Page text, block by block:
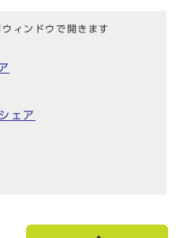
ィンドウで開きます
ェア